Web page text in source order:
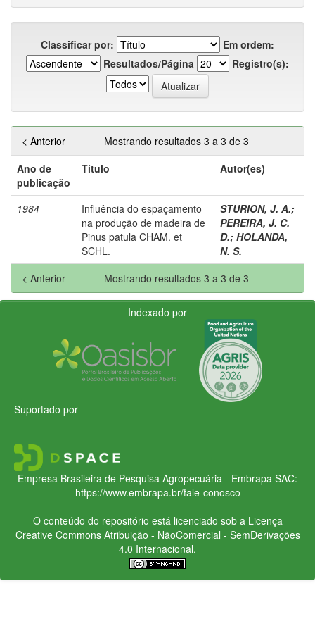
Classificar por:
Em ordem:
Resultados/Página
Registro(s):
Mostrando resultados 3 a 3 de 3
< Anterior
Ano de
publicação
Título Autor(es)
1984
Influência do espaçamento
na produção de madeira de
Pinus patula CHAM. et
SCHL.
STURION, J. A.;
PEREIRA, J. C.
D.; HOLANDA,
N. S.
Mostrando resultados 3 a 3 de 3
< Anterior
Indexado por
Suportado por
Empresa Brasileira de Pesquisa Agropecuária - Embrapa SAC:
https://www.embrapa.br/fale-conosco
O conteúdo do repositório está licenciado sob a Licença
Creative CommonsAtribuição - NãoComercial - SemDerivações
4.0 Internacional.